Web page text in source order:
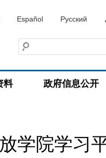
Español Русский
料 政府信息公开
学院学习